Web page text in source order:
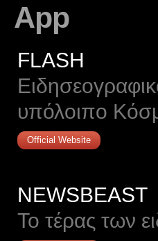
App
FLASH
υπόλοιπο
Official Website
NEWSBEAST
Το τέρας των